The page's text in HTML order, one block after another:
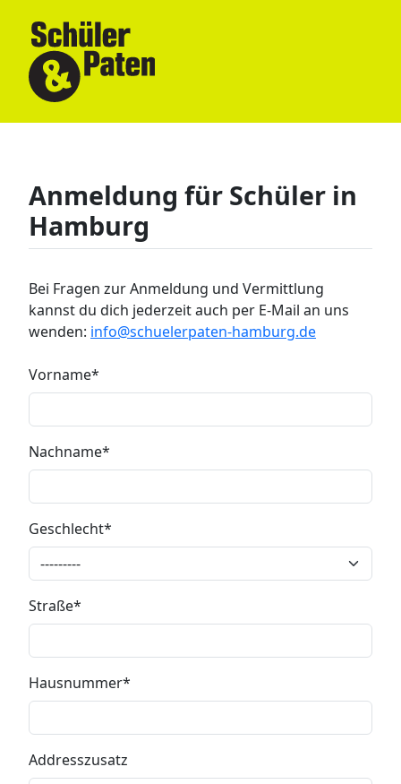
Anmeldung für Schüler in
Hamburg
Bei Fragen zur Anmeldung und Vermittlung
kannst du dich jederzeit auch per E-Mail an uns
wenden: info@schuelerpaten-hamburg.de
Vorname
Nachname
Geschlecht
Straße
Hausnummer
Addresszusatz